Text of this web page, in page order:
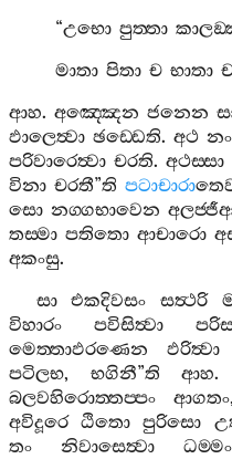
“උභො පුත‍්තා
මාතා පිතා ච භාතා
ආහ. අඤ‍්ඤෙන ජනෙන
ඵාලෙත්‍වා ඡඩ‍්ඩෙති. අථ නං
පරිවාරෙත්‍වා චරති. අථස‍්සා
විනා චරතී”ති පටාචාරා
සො නග‍්ගභාවෙන
තස‍්මා පතිතො ආචාරො
අකංසු.
සා
එකදිවසං සත්‍ථරි
විහාරං
පවිසිත්‍වා
මෙත‍්තාඵරණෙන
ඵරිත්‍වා
පටිලභ, භගිනී”ති ආහ
බලවහිරොත‍්තප‍්පං
ආගතං
අවිදූරෙ ඨිතො පුරිසො
තං
නිවාසෙත්‍වා ධම‍්මං